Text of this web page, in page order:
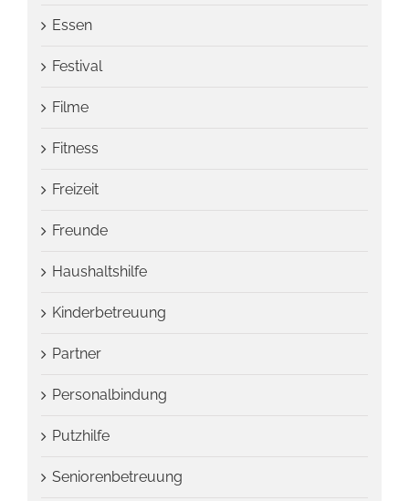
Essen
Festival
Filme
Fitness
Freizeit
Freunde
Haushaltshilfe
Kinderbetreuung
Partner
Personalbindung
Putzhilfe
Seniorenbetreuung